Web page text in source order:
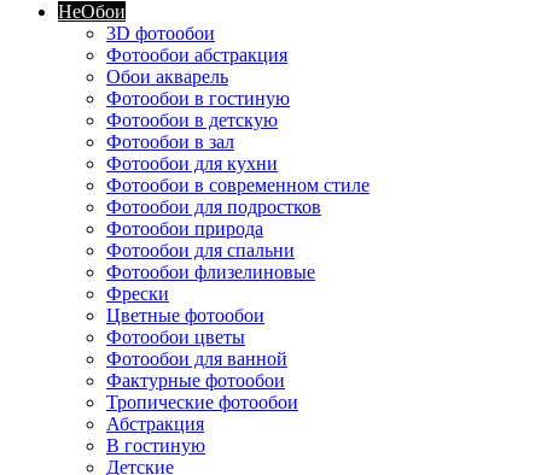
НеОбои
3D фотообои
Фотообои абстракция
Обои акварель
Фотообои в гостиную
Фотообои в детскую
Фотообои в зал
Фотообои для кухни
Фотообои в современном стиле
Фотообои для подростков
Фотообои природа
Фотообои для спальни
Фотообои флизелиновые
Фрески
Цветные фотообои
Фотообои цветы
Фотообои для ванной
Фактурные фотообои
Тропические фотообои
Абстракция
В гостиную
Детские